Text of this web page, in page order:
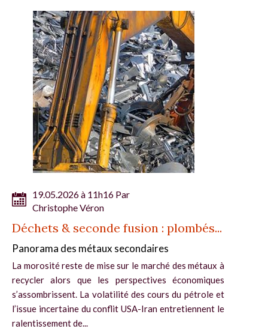
19.05.2026 à 11h16 Par
Christophe Véron
Déchets & seconde fusion : plombés...
Panorama des métaux secondaires
La morosité reste de mise sur le marché des métaux à
recycler alors que les perspectives économiques
s’assombrissent. La volatilité des cours du pétrole et
l’issue incertaine du conflit USA-Iran entretiennent le
ralentissement de...